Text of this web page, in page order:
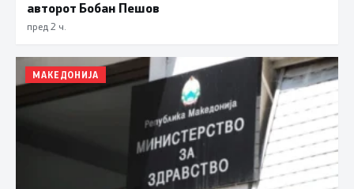
авторот Бобан Пешов
пред 2 ч.
МАКЕДОНИЈА